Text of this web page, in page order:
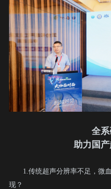
全
助力国
1.传统超声分辨率不足，微
现？